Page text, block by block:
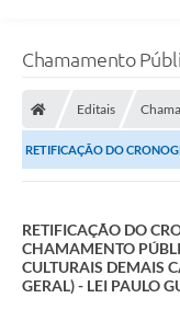
Controle Interno
LGPD
Chamamento
Editais
RETIFICAÇÃO DO
RETIFICAÇÃO DO
CHAMAMENTO
CULTURAIS DEMAIS
GERAL) - LEI PAULO